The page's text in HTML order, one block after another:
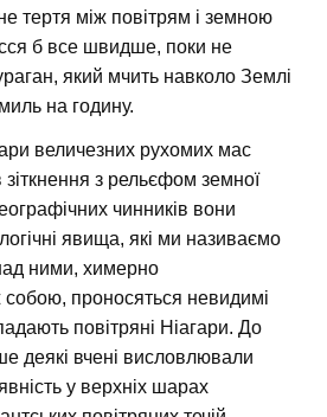
тертя між повітрям і земною
б все швидше, поки не
який мчить навколо Землі
на годину.
величезних рухомих мас
зіткнення з рельєфом земної
чинників вони
явища, які ми називаємо
ними, химерно
собою, проносяться невидимі
повітряні Ніагари. До
деякі вчені висловлювали
у верхніх шарах